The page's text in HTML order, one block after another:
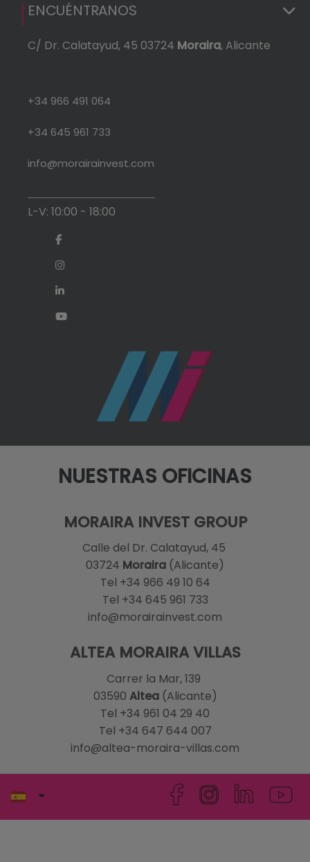
ENCUÉNTRANOS
C/ Dr. Calatayud, 45 03724 Moraira, Alicante
+34 966 491 064
+34 645 961 733
info@morairainvest.com
L-V: 10:00 - 18:00
NUESTRAS OFICINAS
MORAIRA INVEST GROUP
Calle del Dr. Calatayud, 45
03724 Moraira (Alicante)
Tel +34 966 49 10 64
Tel +34 645 961 733
info@morairainvest.com
ALTEA MORAIRA VILLAS
Carrer la Mar, 139
03590 Altea(Alicante)
Tel +34 961 04 29 40
Tel +34 647 644 007
info@altea-moraira-villas.com